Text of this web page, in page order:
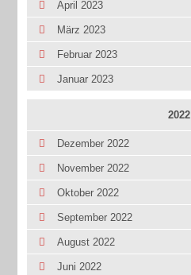
April 2023
März 2023
Februar 2023
Januar 2023
2022
Dezember 2022
November 2022
Oktober 2022
September 2022
August 2022
Juni 2022